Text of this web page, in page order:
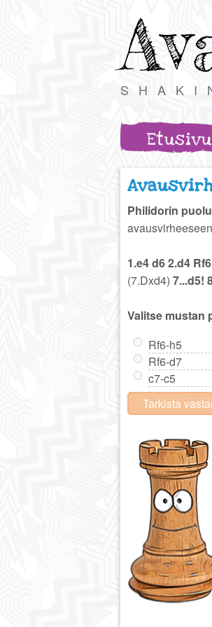
Etusivu
Philidorin
1.e4 d6 2.d4
(7.Dxd4) 7...d5!
Valitse mustan
Rf6-h5
Rf6-d7
c7-c5
Tarkista